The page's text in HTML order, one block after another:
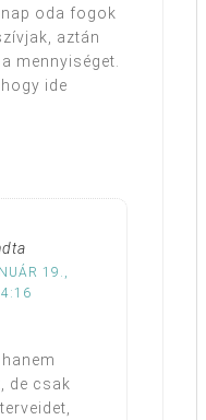
oda fogok
aztán
mennyiséget.
ide
19.,
de csak